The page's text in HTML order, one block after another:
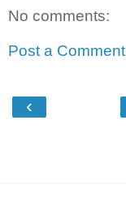
No comments:
Post a Comment
‹